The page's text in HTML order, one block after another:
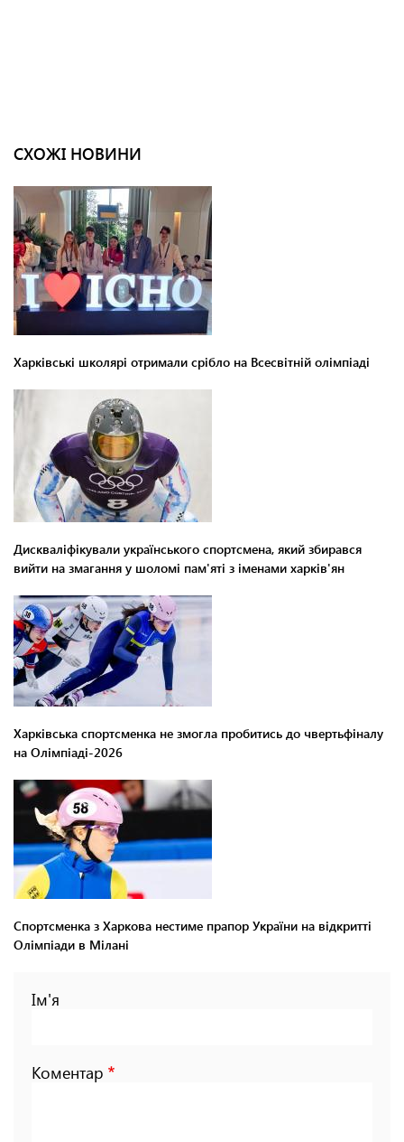
СХОЖІ НОВИНИ
Харківські школярі отримали срібло на Всесвітній олімпіаді
Дискваліфікували українського спортсмена, який збирався
вийти на змагання у шоломі пам'яті з іменами харків'ян
Харківська спортсменка не змогла пробитись до чвертьфіналу
на Олімпіаді-2026
Спортсменка з Харкова нестиме прапор України на відкритті
Олімпіади в Мілані
Ім'я
Коментар